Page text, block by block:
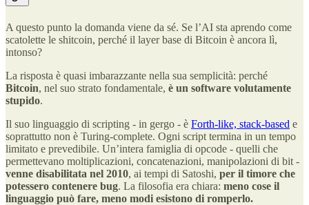
A questo punto la domanda viene da sé. Se l’AI sta aprendo come
scatolette le shitcoin, perché il layer base di Bitcoin è ancora lì,
intonso?
La risposta è quasi imbarazzante nella sua semplicità: perché
Bitcoin, nel suo strato fondamentale, è un software volutamente
stupido.
Il suo linguaggio di scripting - in gergo - è Forth-like, stack-based e
soprattutto non è Turing-complete. Ogni script termina in un tempo
limitato e prevedibile. Un’intera famiglia di opcode - quelli che
permettevano moltiplicazioni, concatenazioni, manipolazioni di bit -
venne disabilitata nel 2010, ai tempi di Satoshi, per il timore che
potessero contenere bug. La filosofia era chiara: meno cose il
linguaggio può fare, meno modi esistono di romperlo.